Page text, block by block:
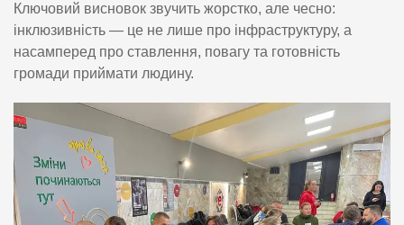
Ключовий висновок звучить жорстко, але чесно:
інклюзивність — це не лише про інфраструктуру, а
насамперед про ставлення, повагу та готовність
громади приймати людину.